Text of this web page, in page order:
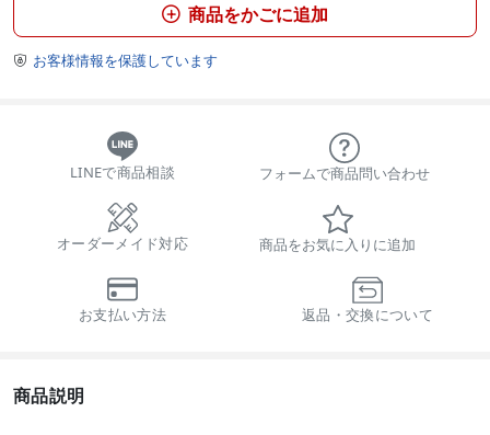
 商品をかごに追加
 お客様情報を保護しています
LINEで商品相談 フォームで商品問い合わせ
オーダーメイド対応 商品をお気に入りに追加
お支払い方法 返品・交換について
商品説明